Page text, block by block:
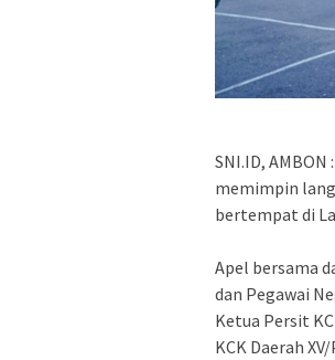
SNI.ID,
memimpin
bertempat di
Apel bersama
dan Pegawai
Ketua Persit
KCK Daerah